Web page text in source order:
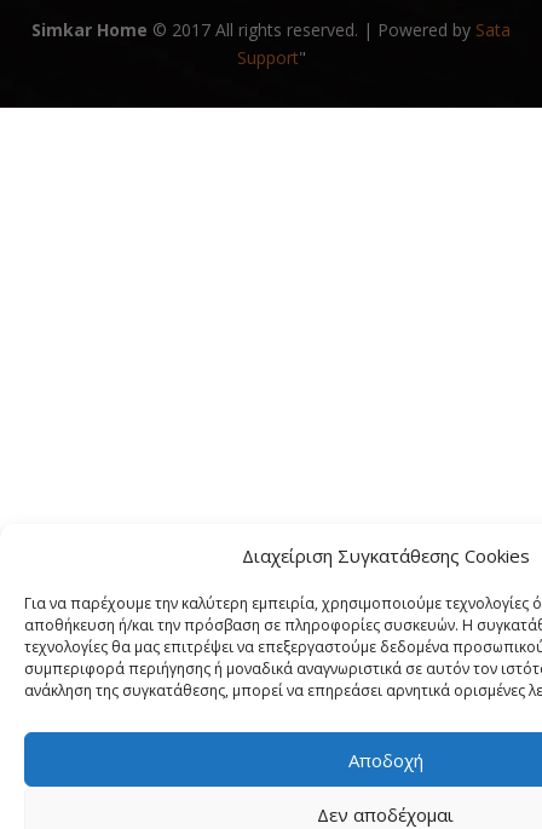
Διαχείριση Συγκατάθεσης Cookies
Για να παρέχουμε την καλύτερη εμπειρία, χρησιμοποιούμε τεχνολογίες
αποθήκευση ή/και την πρόσβαση σε πληροφορίες συσκευών. Η
τεχνολογίες θα μας επιτρέψει να επεξεργαστούμε δεδομένα
συμπεριφορά περιήγησης ή μοναδικά αναγνωριστικά σε αυτόν τον
ανάκληση της συγκατάθεσης, μπορεί να επηρεάσει αρνητικά ορισμένες
Αποδοχή
Δεν αποδέχομαι
Simkar Home © 2017 All rights reserved. | Powered by Sata
Support"